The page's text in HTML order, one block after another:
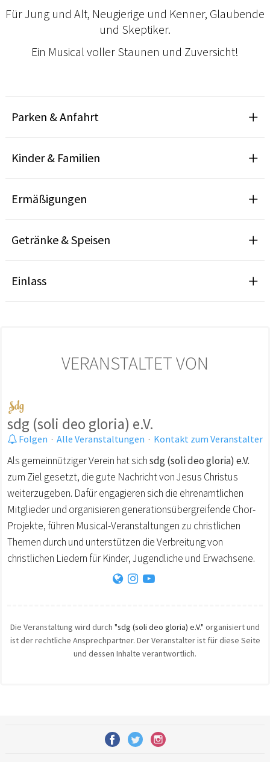
Für Jung und Alt, Neugierige und Kenner, Glaubende
und Skeptiker.
Ein Musical voller Staunen und Zuversicht!
Parken & Anfahrt
Kinder & Familien
Ermäßigungen
Getränke & Speisen
Einlass
VERANSTALTET VON
sdg (soli deo gloria) e.V.
Folgen · Alle Veranstaltungen · Kontakt zum Veranstalter
Als gemeinnütziger Verein hat sichsdg (soli deo gloria) e.V.
zum Ziel gesetzt, die gute Nachricht von Jesus Christus
weiterzugeben. Dafür engagieren sich die ehrenamtlichen
Mitglieder und organisieren generationsübergreifende Chor-
Projekte, führen Musical-Veranstaltungen zu christlichen
Themen durch und unterstützen die Verbreitung von
christlichen Liedern für Kinder, Jugendliche und Erwachsene.
Die Veranstaltung wird durch "sdg (soli deo gloria) e.V." organisiert und
ist der rechtliche Ansprechpartner. Der Veranstalter ist für diese Seite
und dessen Inhalte verantwortlich.